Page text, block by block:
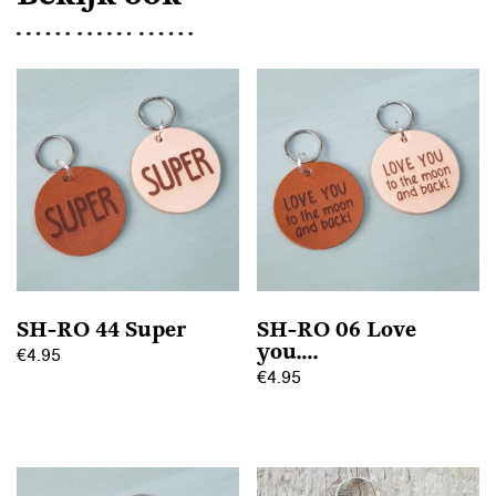
SH-RO 44 Super
€4.95
SH-RO 06 Love
you….
€4.95
heeft